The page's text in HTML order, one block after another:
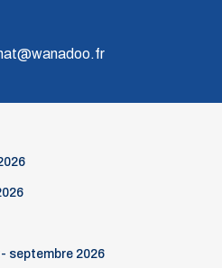
septembre 2026